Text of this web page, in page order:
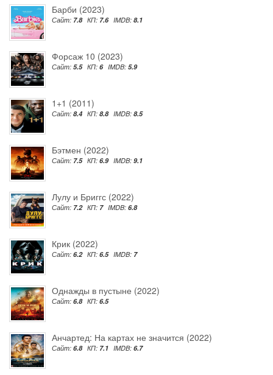
Барби (2023)
Сайт: 7.8 КП: 7.6 IMDB: 8.1
Форсаж 10 (2023)
Сайт: 5.5 КП: 6 IMDB: 5.9
1+1 (2011)
Сайт: 8.4 КП: 8.8 IMDB: 8.5
Бэтмен (2022)
Сайт: 7.5 КП: 6.9 IMDB: 9.1
Лулу и Бриггс (2022)
Сайт: 7.2 КП: 7 IMDB: 6.8
Крик (2022)
Сайт: 6.2 КП: 6.5 IMDB: 7
Однажды в пустыне (2022)
Сайт: 6.8 КП: 6.5
Анчартед: На картах не значится (2022)
Сайт: 6.8 КП: 7.1 IMDB: 6.7